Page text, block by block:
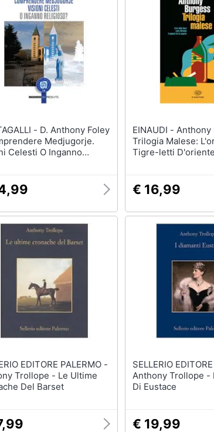
- D. Anthony Foley
Medjugorje.
Celesti O Inganno
EINAUDI - Anthony Burgess -
Trilogia Malese:
Tigre-letti
€ 16,99
EDITORE PALERMO -
Trollope - Le Ultime
Del Barset
SELLERIO
Anthony Trollope -
Di Eustace
€ 19,99